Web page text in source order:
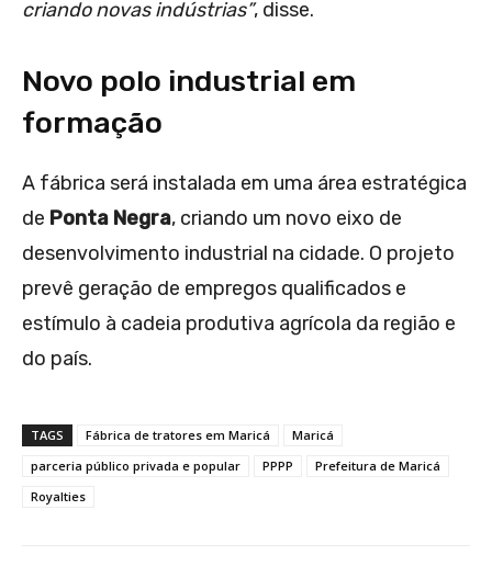
criando novas indústrias”, disse.
Novo polo industrial em
formação
A fábrica será instalada em uma área estratégica
de Ponta Negra, criando um novo eixo de
desenvolvimento industrial na cidade. O projeto
prevê geração de empregos qualificados e
estímulo à cadeia produtiva agrícola da região e
do país.
TAGS Fábrica de tratores em Maricá
Maricá
parceria público privada e popular
PPPP
Prefeitura de Maricá
Royalties